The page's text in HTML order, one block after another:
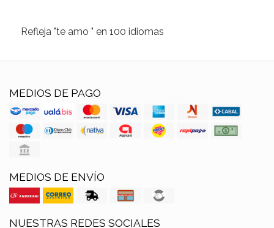
Refleja "te amo " en 100 idiomas
MEDIOS DE PAGO
MEDIOS DE ENVÍO
NUESTRAS REDES SOCIALES